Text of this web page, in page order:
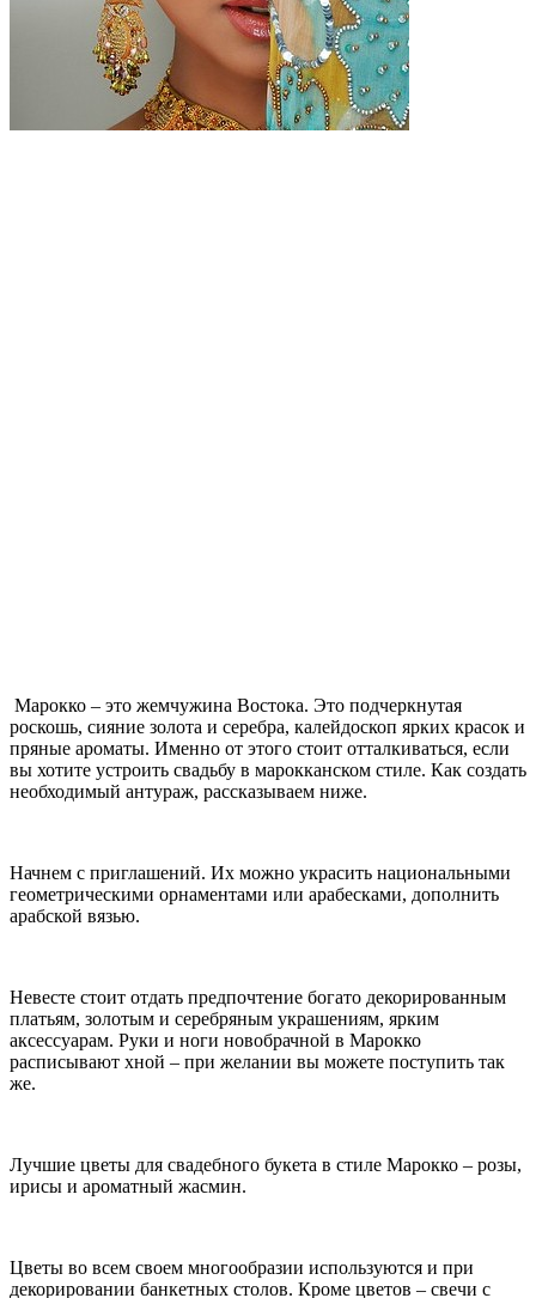
Марокко – это жемчужина Востока. Это подчеркнутая
роскошь, сияние золота и серебра, калейдоскоп ярких красок и
пряные ароматы. Именно от этого стоит отталкиваться, если
вы хотите устроить свадьбу в марокканском стиле. Как создать
необходимый антураж, рассказываем ниже.
Начнем с приглашений. Их можно украсить национальными
геометрическими орнаментами или арабесками, дополнить
арабской вязью.
Невесте стоит отдать предпочтение богато декорированным
платьям, золотым и серебряным украшениям, ярким
аксессуарам. Руки и ноги новобрачной в Марокко
расписывают хной – при желании вы можете поступить так
же.
Лучшие цветы для свадебного букета в стиле Марокко – розы,
ирисы и ароматный жасмин.
Цветы во всем своем многообразии используются и при
декорировании банкетных столов. Кроме цветов – свечи с